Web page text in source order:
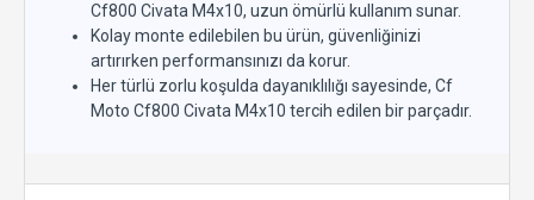
Cf800 Civata M4x10, uzun ömürlü kullanım sunar.
Kolay monte edilebilen bu ürün, güvenliğinizi
artırırken performansınızı da korur.
Her türlü zorlu koşulda dayanıklılığı sayesinde, Cf
Moto Cf800 Civata M4x10 tercih edilen bir parçadır.